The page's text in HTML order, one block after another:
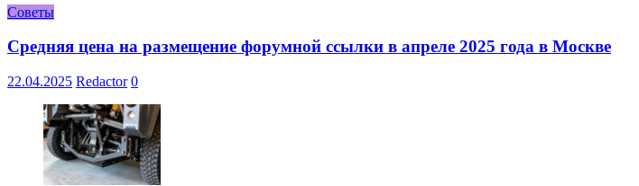
Советы
Средняя цена на размещение форумной ссылки в апреле 2025 года в Москве
22.04.2025 Redactor 0